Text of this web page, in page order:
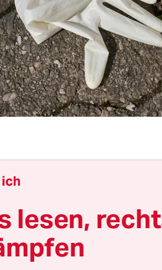
eigentlich evident. Corona hat
Alternativen zur bestehenden
ist das nicht. Das Alte, mit
nicht so leicht.
für eine Geschichte man
lesen,